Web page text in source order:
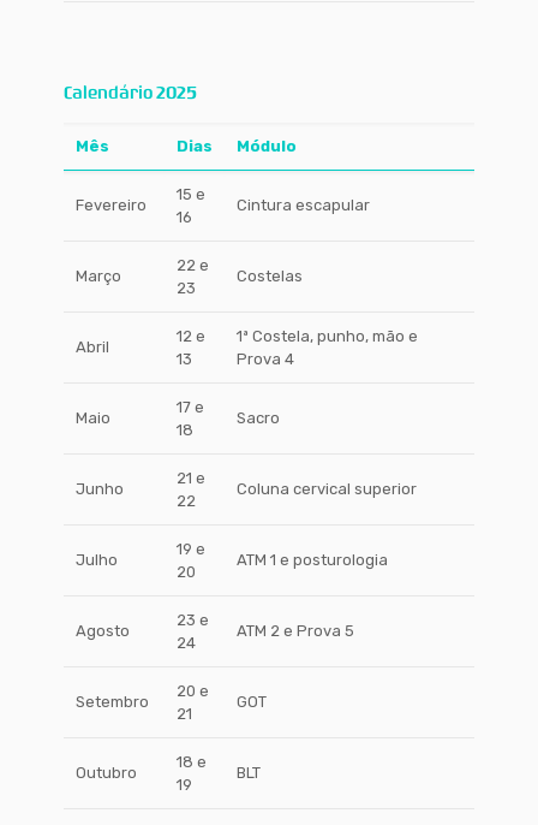
Calendário 2025
Mês Dias Módulo
Fevereiro
15 e
16
Cintura escapular
Março
22 e
23
Costelas
Abril
12 e
13
1ª Costela, punho, mão e
Prova 4
Maio
17 e
18
Sacro
Junho
21 e
22
Coluna cervical superior
Julho
19 e
20
ATM 1 e posturologia
Agosto
23 e
24
ATM 2 e Prova 5
Setembro
20 e
21
GOT
Outubro
18 e
19
BLT